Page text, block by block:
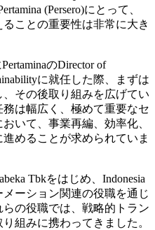
(Persero)にとって、
ことの重要性は非常に大き
のDirector of
に就任した際、まずは
その後取り組みを広げてい
は幅広く、極めて重要なセ
いて、事業再編、効率化、
めることが求められていま
Tbkをはじめ、Indonesia
ーション関連の役職を通じ
の役職では、戦略的トラン
組みに携わってきました。